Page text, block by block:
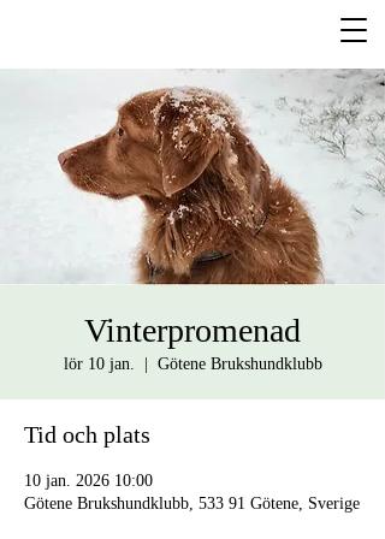
Vinterpromenad
lör 10 jan. Götene Brukshundklubb
Tid och plats
10 jan. 2026 10:00
Götene Brukshundklubb, 533 91 Götene, Sverige